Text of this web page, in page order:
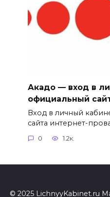
Акадо — вход в
официальный
Вход в личный
сайта интернет-
0 1.2к.
© 2025 LichnyyKabinet.ru